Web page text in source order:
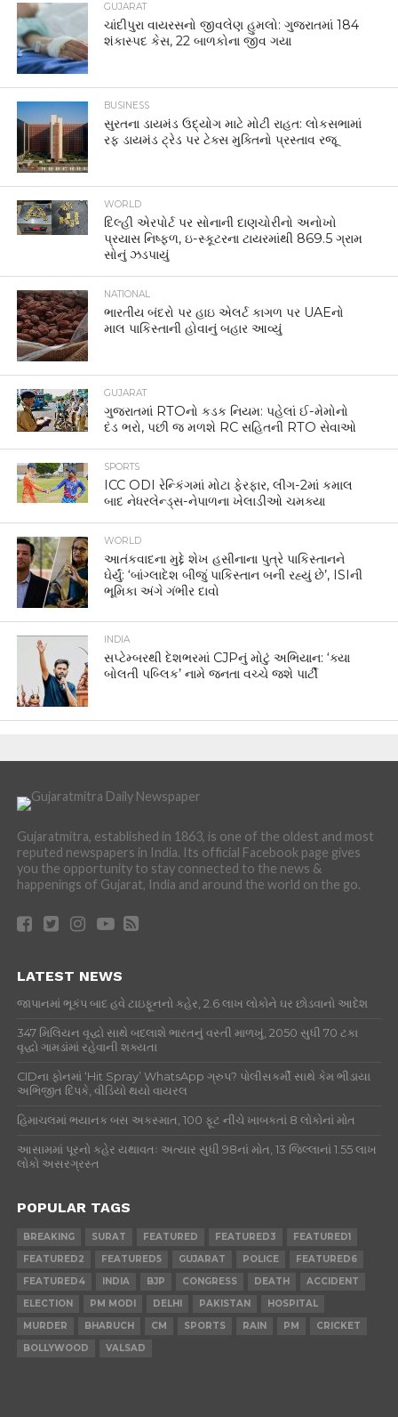
GUJARAT
ચાંદીપુરા વાયરસનો જીવલેણ હુમલો: ગુજરાતમાં 184
શંકાસ્પદ કેસ, 22 બાળકોના જીવ ગયા
BUSINESS
સુરતના ડાયમંડ ઉદ્યોગ માટે મોટી રાહત: લોકસભામાં
રફ ડાયમંડ ટ્રેડ પર ટેક્સ મુક્તિનો પ્રસ્તાવ રજૂ
WORLD
દિલ્હી એરપોર્ટ પર સોનાની દાણચોરીનો અનોખો
પ્રયાસ નિષ્ફળ, ઇ-સ્કૂટરના ટાયરમાંથી 869.5 ગ્રામ
સોનું ઝડપાયું
NATIONAL
ભારતીય બંદરો પર હાઇ એલર્ટ કાગળ પર UAEનો
માલ પાકિસ્તાની હોવાનું બહાર આવ્યું
GUJARAT
ગુજરાતમાં RTOનો કડક નિયમ: પહેલાં ઈ-મેમોનો
દંડ ભરો, પછી જ મળશે RC સહિતની RTO સેવાઓ
SPORTS
ICC ODI રેન્કિંગમાં મોટા ફેરફાર, લીગ-2માં કમાલ
બાદ નેધરલેન્ડ્સ-નેપાળના ખેલાડીઓ ચમક્યા
WORLD
આતંકવાદના મુદ્દે શેખ હસીનાના પુત્રે પાકિસ્તાનને
ઘેર્યું: ‘બાંગ્લાદેશ બીજું પાકિસ્તાન બની રહ્યું છે’, ISIની
ભૂમિકા અંગે ગંભીર દાવો
INDIA
સપ્ટેમ્બરથી દેશભરમાં CJPનું મોટું અભિયાન: ‘ક્યા
બોલતી પબ્લિક’ નામે જનતા વચ્ચે જશે પાર્ટી
Gujaratmitra, established in 1863, is one of the oldest and most
reputed newspapers in India. Its official Facebook page gives
you the opportunity to stay connected to the news &
happenings of Gujarat, India and around the world on the go.
LATEST NEWS
જાપાનમાં ભૂકંપ બાદ હવે ટાઇફૂનનો કહેર, 2.6 લાખ લોકોને ઘર છોડવાનો આદેશ
347 મિલિયન વૃદ્ધો સાથે બદલાશે ભારતનું વસ્તી માળખું, 2050 સુધી 70 ટકા
વૃદ્ધો ગામડાંમાં રહેવાની શક્યતા
CIDના ફોનમાં ‘Hit Spray’ WhatsApp ગ્રુપ? પોલીસકર્મી સાથે કેમ ભીડાયા
અભિજીત દિપકે, વીડિયો થયો વાયરલ
હિમાચલમાં ભયાનક બસ અકસ્માત, 100 ફૂટ નીચે ખાબકતાં 8 લોકોનાં મોત
આસામમાં પૂરનો કહેર યથાવતઃ અત્યાર સુધી 98નાં મોત, 13 જિલ્લાનાં 1.55 લાખ
લોકો અસરગ્રસ્ત
POPULAR TAGS
BREAKING SURAT FEATURED FEATURED3
FEATURED1
FEATURED2
FEATURED5 GUJARAT POLICE
FEATURED6
FEATURED4
INDIA BJP CONGRESS DEATH
ACCIDENT
ELECTION
PM MODI DELHI PAKISTAN
HOSPITAL
MURDER
BHARUCH CM SPORTS RAIN PM
CRICKET
BOLLYWOOD
VALSAD